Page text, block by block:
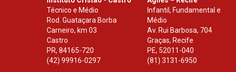
Técnico e Médio
Rod. Guataçara Borba
Carneiro, km 03
Castro
PR, 84165-720
(42) 99916-0297
Infantil, Fundamental e
Médio
Av. Rui Barbosa, 704
Graças, Recife
PE, 52011-040
(81) 3131-6950